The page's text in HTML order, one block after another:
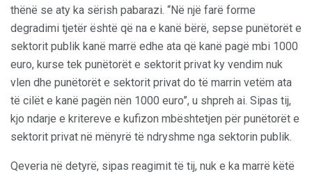
thënë se aty ka sërish pabarazi. “Në një farë forme
degradimi tjetër është që na e kanë bërë, sepse punëtorët e
sektorit publik kanë marrë edhe ata që kanë pagë mbi 1000
euro, kurse tek punëtorët e sektorit privat ky vendim nuk
vlen dhe punëtorët e sektorit privat do të marrin vetëm ata
të cilët e kanë pagën nën 1000 euro”, u shpreh ai. Sipas tij,
kjo ndarje e kritereve e kufizon mbështetjen për punëtorët e
sektorit privat në mënyrë të ndryshme nga sektorin publik.
Qeveria në detyrë, sipas reagimit të tij, nuk e ka marrë këtë